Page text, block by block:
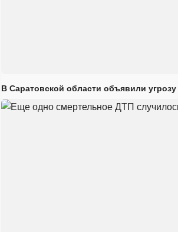
В Саратовской области объявили